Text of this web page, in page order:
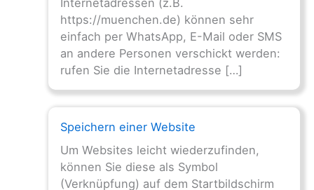
https://muenchen.de) können sehr
einfach per WhatsApp, E-Mail oder SMS
an andere Personen verschickt werden:
rufen Sie die Internetadresse […]
Speichern einer Website
Um Websites leicht wiederzufinden,
können Sie diese als Symbol
(Verknüpfung) auf dem Startbildschirm